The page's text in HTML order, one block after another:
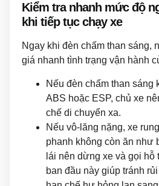
Kiểm tra nhanh mức độ
khi tiếp tục chạy xe
Ngay khi đèn chấm than sáng,
giá nhanh tình trạng vận hành
Nếu đèn chấm than sáng
ABS hoặc ESP, chủ xe
chế di chuyển xa.
Nếu vô-lăng nặng, xe
phanh không còn ăn
lái nên dừng xe và gọi
ban đầu này giúp tránh